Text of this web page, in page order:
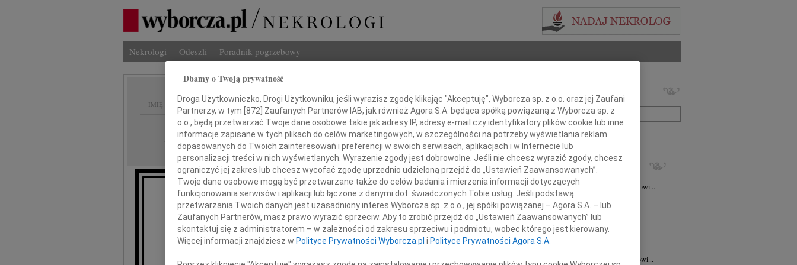
Nekrologi Odeszli Poradnik pogrzebowy
IMIĘ I NAZWISKO:
REGION: Lublin
DATA EMISJI: 27.03.2010
Annie Brzezińskiej
Jej Bliskim
Imię i nazwisko lub numer ogłoszenia:
+ szukanie zaawansowane
INNE NEKROLOGI
Ewa Staśkiewicz 03.08.2026
Panu Profesorowi Grzegorzowi Staśkiewiczowi...
03.08.2026Lublin
Panu dr hab. n. med. Grzegorzowi...
31.07.2026
Lublin
Wyrazy głębokiego współczucia dla dr...
31.07.2026
Naszemu Koledze dr hab. n. med. Grzegorzowi...
Dbamy o Twoją prywatność
Droga Użytkowniczko, Drogi Użytkowniku, jeśli wyrazisz zgodę klikając "Akceptuję", Wyborcza sp. z o.o. oraz jej Zaufani
Partnerzy, w tym [872] Zaufanych Partnerów IAB, jak również Agora S.A. będąca spółką powiązaną z Wyborcza sp. z
o.o., będą przetwarzać Twoje dane osobowe takie jak adresy IP, adresy e-mail czy identyfikatory plików cookie lub inne
informacje zapisane w tych plikach do celów marketingowych, w szczególności na potrzeby wyświetlania reklam
dopasowanych do Twoich zainteresowań i preferencji w swoich serwisach, aplikacjach i w Internecie lub
personalizacji treści w nich wyświetlanych. Wyrażenie zgody jest dobrowolne. Jeśli nie chcesz wyrazić zgody, chcesz
ograniczyć jej zakres lub chcesz wycofać zgodę uprzednio udzieloną przejdź do „Ustawień Zaawansowanych”.
Twoje dane osobowe mogą być przetwarzane także do celów badania i mierzenia informacji dotyczących
funkcjonowania serwisów i aplikacji lub łączone z danymi dot. świadczonych Tobie usług. Jeśli podstawą
przetwarzania Twoich danych jest uzasadniony interes Wyborcza sp. z o.o., jej spółki powiązanej – Agora S.A. – lub
Zaufanych Partnerów, masz prawo wyrazić sprzeciw. Aby to zrobić przejdź do „Ustawień Zaawansowanych” lub
skontaktuj się z administratorem – w zależności od zakresu sprzeciwu i podmiotu, wobec którego jest kierowany.
Więcej informacji znajdziesz w Polityce Prywatności Wyborcza.pl i Polityce Prywatności Agora S.A.